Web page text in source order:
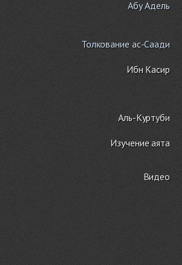
Абу Адель
Толкование ас-Саади
Ибн Касир
Аль-Куртуби
Изучение аята
Видео